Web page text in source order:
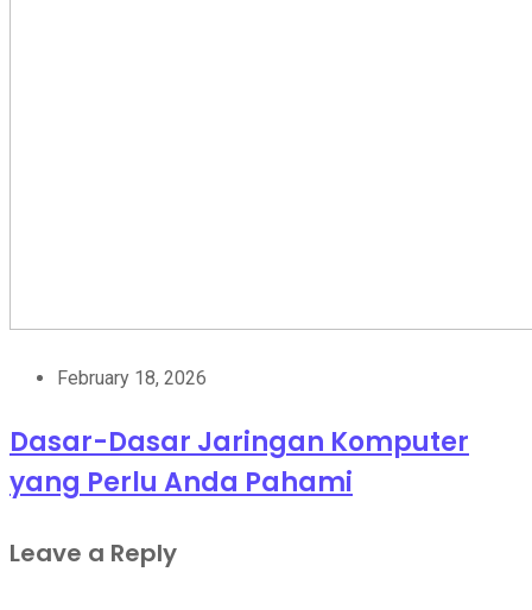
February 18, 2026
Dasar-Dasar Jaringan Komputer
yang Perlu Anda Pahami
Leave a Reply